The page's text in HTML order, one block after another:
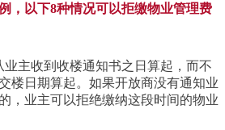
，以下8种情况可以拒缴物业管理费
业主收到收楼通知书之日算起，而不
楼日期算起。如果开放商没有通知业
，业主可以拒绝缴纳这段时间的物业